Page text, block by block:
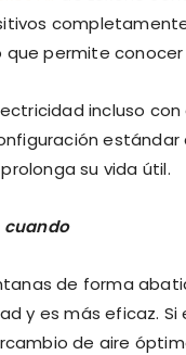
que permite
incluso
su vida útil.
cuando
de forma
y es más eficaz.
de aire